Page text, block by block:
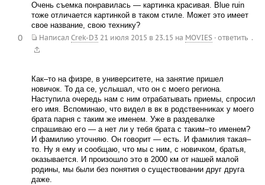
Очень съемка понравилась — картинка красивая. Blue ruin
тоже отличается картинкой в таком стиле. Может это имеет
свое название, свою технику?
Написал Crek-D3 21 июля 2015 в 23.15 на MOVIES · ответить .
0
Как–то на физре, в университете, на занятие пришел
новичок. То да се, услышал, что он с моего региона.
Наступила очередь нам с ним отрабатывать приемы, спросил
его имя. Вспоминаю, что видел в вк в родственниках у моего
брата парня с таким же именем. Уже в раздевалке
спрашиваю его — а нет ли у тебя брата с таким–то именем?
И фамилию уточняю. Он говорит — есть. И фамилия такая–
то. Ну я ему и сообщаю, что мы с ним, с новичком, братья,
оказывается. И произошло это в 2000 км от нашей малой
родины, мы были без понятия о существовании друг друга
даже.